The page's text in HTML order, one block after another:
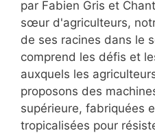
par Fabien Gris et
sœur d'agriculteurs,
de ses racines dans le
comprend les défis et
auxquels les
proposons des
supérieure, fabriquées
tropicalisées pour